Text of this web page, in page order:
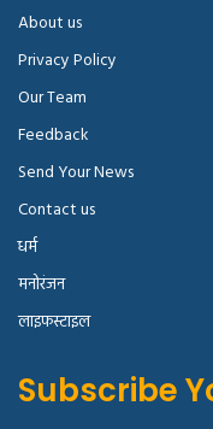
About us
Privacy Policy
Our Team
Feedback
Send Your News
Contact us
धर्म
मनोरंजन
लाइफस्टाइल
Subscribe